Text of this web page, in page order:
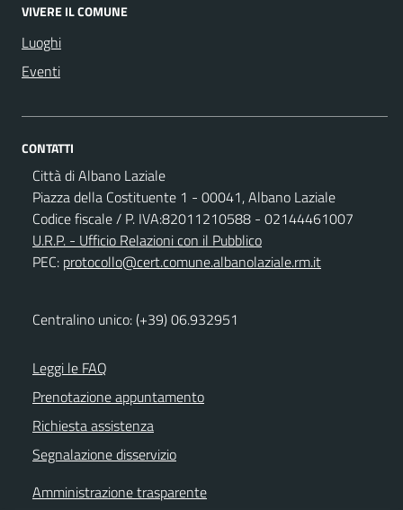
VIVERE IL COMUNE
Luoghi
Eventi
CONTATTI
Città di Albano Laziale
Piazza della Costituente 1 - 00041, Albano Laziale
Codice fiscale / P. IVA:82011210588 - 02144461007
U.R.P. - Ufficio Relazioni con il Pubblico
PEC: protocollo@cert.comune.albanolaziale.rm.it
Centralino unico: (+39) 06.932951
Leggi le FAQ
Prenotazione appuntamento
Richiesta assistenza
Segnalazione disservizio
Amministrazione trasparente